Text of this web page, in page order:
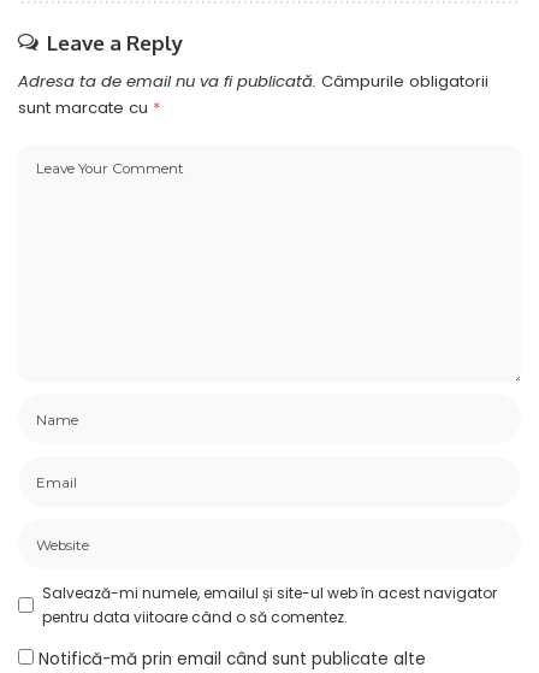
Leave a Reply
Adresa ta de email nu va fi publicată. Câmpurile obligatorii
sunt marcate cu *
Salvează-mi numele, emailul și site-ul web în acest navigator
pentru data viitoare când o să comentez.
Notifică-mă prin email când sunt publicate alte